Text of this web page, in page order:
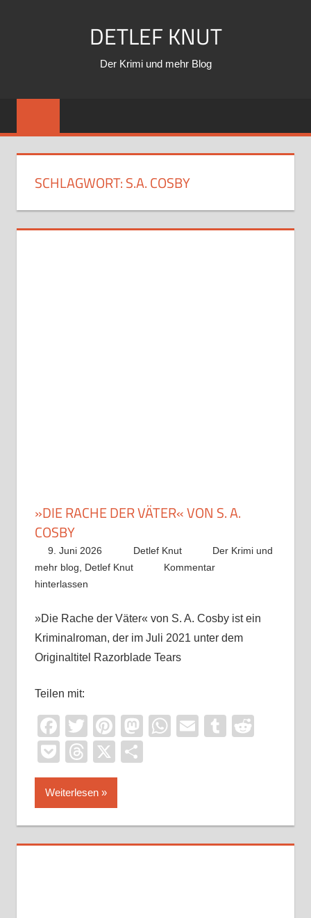
DETLEF KNUT
Der Krimi und mehr Blog
SCHLAGWORT:S.A. COSBY
»DIE RACHE DER VÄTER« VON S. A.
COSBY
9. Juni 2026 Detlef Knut
Der Krimi und
mehr blog
Detlef Knut
Kommentar
hinterlassen
»Die Rache der Väter« von S. A. Cosby ist ein
Kriminalroman, der im Juli 2021 unter dem
Originaltitel Razorblade Tears
Teilen mit:
Facebook
TwitterPinterest
Mastodon
WhatsApp
EmailTumblr
PocketThreads
X
Weiterlesen